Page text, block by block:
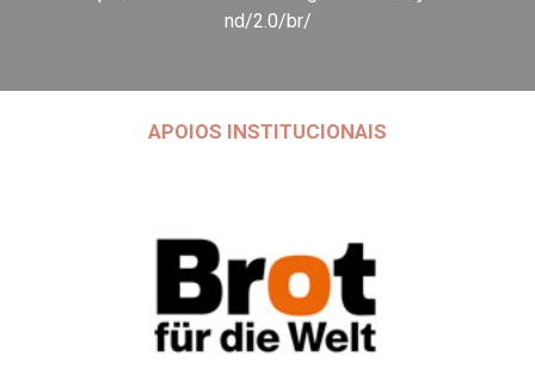
nd/2.0/br/
APOIOS INSTITUCIONAIS